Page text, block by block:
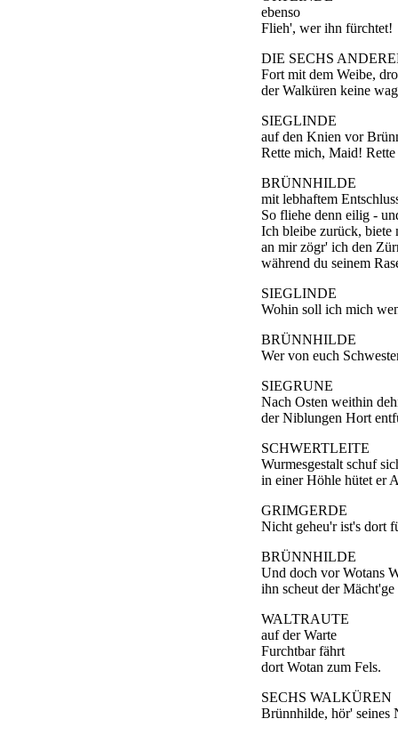
ebenso
Flieh', wer ihn fürchtet!
DIE SECHS
Fort mit dem Weibe,
der Walküren keine
SIEGLINDE
auf den Knien vor
Rette mich, Maid!
BRÜNNHILDE
mit lebhaftem
So fliehe denn eilig -
Ich bleibe zurück, biete
an mir zögr' ich den
während du seinem
SIEGLINDE
Wohin soll ich mich
BRÜNNHILDE
Wer von euch
SIEGRUNE
Nach Osten weithin
der Niblungen Hort
SCHWERTLEITE
Wurmesgestalt schuf
in einer Höhle hütet er
GRIMGERDE
Nicht geheu'r ist's dort
BRÜNNHILDE
Und doch vor Wotans
ihn scheut der
WALTRAUTE
auf der Warte
Furchtbar fährt
dort Wotan zum Fels.
SECHS WALKÜREN
Brünnhilde, hör' seines